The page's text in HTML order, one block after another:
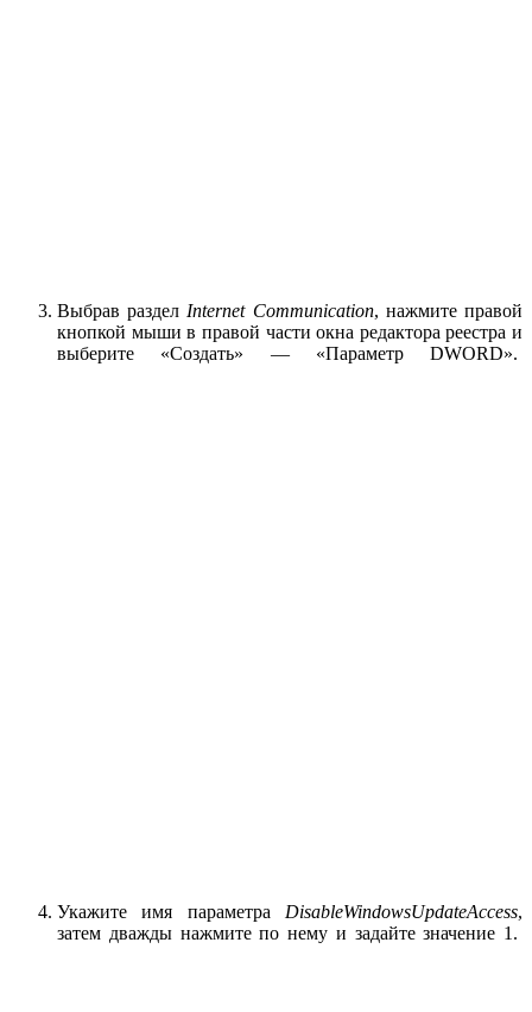
Выбрав разделInternet Communication, нажмите правой
кнопкой мыши в правой части окна редактора реестра и
выберите «Создать» — «Параметр DWORD».
Укажите имя параметра DisableWindowsUpdateAccess,
затем дважды нажмите по нему и задайте значение 1.